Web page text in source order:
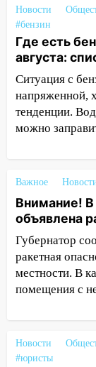
15:47
На
курьера:
15:15
новый
14:26 В
по улице
повысят
14:01
более 4,6
судом
13:36 В
обвиняли
животными
Новости
#бензин
Где есть
августа:
Ситуация с
напряженной,
тенденции.
можно
Важное
Внимание! В
объявлена
Губернатор
ракетная
местности. В
помещения с
Новости
#юристы